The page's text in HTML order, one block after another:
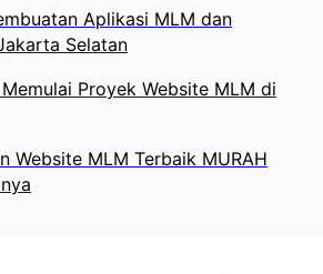
Aplikasi MLM dan
Selatan
Proyek Website MLM di
Website MLM Terbaik MURAH